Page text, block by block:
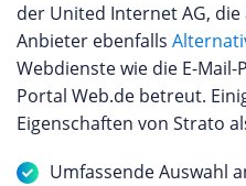
der United Internet AG,
Anbieter ebenfalls
Webdienste wie die E-
Portal Web.de betreut.
Eigenschaften von Strato
Umfassende Auswahl